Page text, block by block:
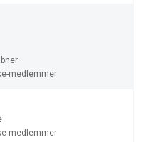
medlemmer
medlemmer